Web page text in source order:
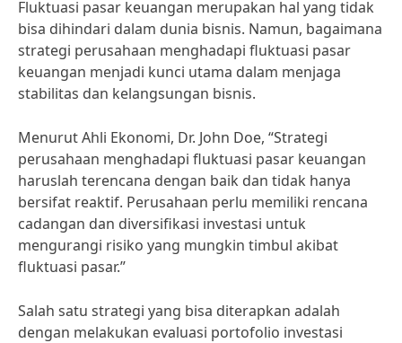
Fluktuasi pasar keuangan merupakan hal yang tidak
bisa dihindari dalam dunia bisnis. Namun, bagaimana
strategi perusahaan menghadapi fluktuasi pasar
keuangan menjadi kunci utama dalam menjaga
stabilitas dan kelangsungan bisnis.
Menurut Ahli Ekonomi, Dr. John Doe, “Strategi
perusahaan menghadapi fluktuasi pasar keuangan
haruslah terencana dengan baik dan tidak hanya
bersifat reaktif. Perusahaan perlu memiliki rencana
cadangan dan diversifikasi investasi untuk
mengurangi risiko yang mungkin timbul akibat
fluktuasi pasar.”
Salah satu strategi yang bisa diterapkan adalah
dengan melakukan evaluasi portofolio investasi